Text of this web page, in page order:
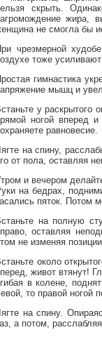
скрыть.
жира,
не смогла бы
чрезмерной
тоже усиливают
гимнастика
мышц и
у раскрытого
ногой вперед
равновесие.
на спину,
от пола, оставляя
и вечером
на бедрах,
пяток. Потом
на полную
оставляя
не изменяя
около
живот втянут!
в колене,
то правой ногой
на спину.
а потом,